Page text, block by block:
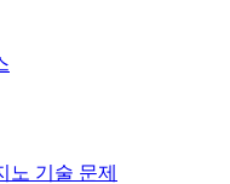
노 기술 문제